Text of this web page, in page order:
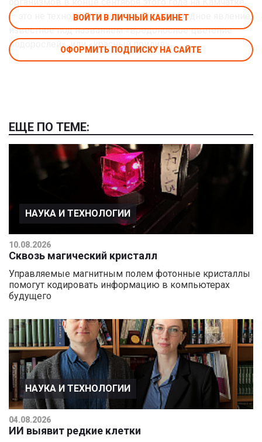
— это не техногенная катастрофа, а природное явление,
известное под названием «вредоносное цветение
водорослей», или «красный прилив».
ВОЙТИ В ЛИЧНЫЙ КАБИНЕТ
ОФОРМИТЬ ПОДПИСКУ НА САЙТЕ
ЕЩЕ ПО ТЕМЕ:
НАУКА И ТЕХНОЛОГИИ
10.08.2026
Сквозь магический кристалл
Управляемые магнитным полем фотонные кристаллы
помогут кодировать информацию в компьютерах
будущего
НАУКА И ТЕХНОЛОГИИ
04.08.2026
ИИ выявит редкие клетки